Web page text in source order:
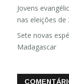
Jovens
nas eleições de
Sete novas
Madagascar